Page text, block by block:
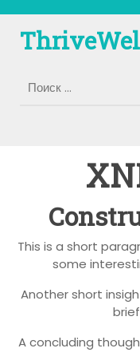
содержимому
This is a short
some
Another short
A concluding